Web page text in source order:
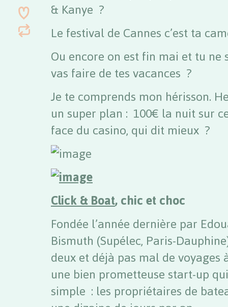
& Kanye ?
Le festival de Cannes c’est ta
Ou encore on est fin mai et tu ne
vas faire de tes vacances ?
Je te comprends mon hérisson.
un super plan : 100€ la nuit sur
face du casino, qui dit mieux ?
Click & Boat, chic et choc
Fondée l’année dernière par
Bismuth (Supélec, Paris-
deux et déjà pas mal de voyages
une bien prometteuse start-up
simple : les propriétaires de